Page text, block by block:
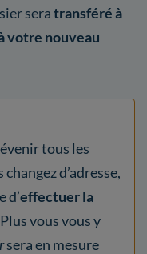
seratransféré à
votre nouveau
tous les
d’adresse,
d’effectuer la
vous vous y
sera en mesure